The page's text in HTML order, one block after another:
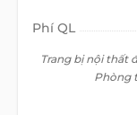
Phí QL
Trang bị nội thất
Phòng